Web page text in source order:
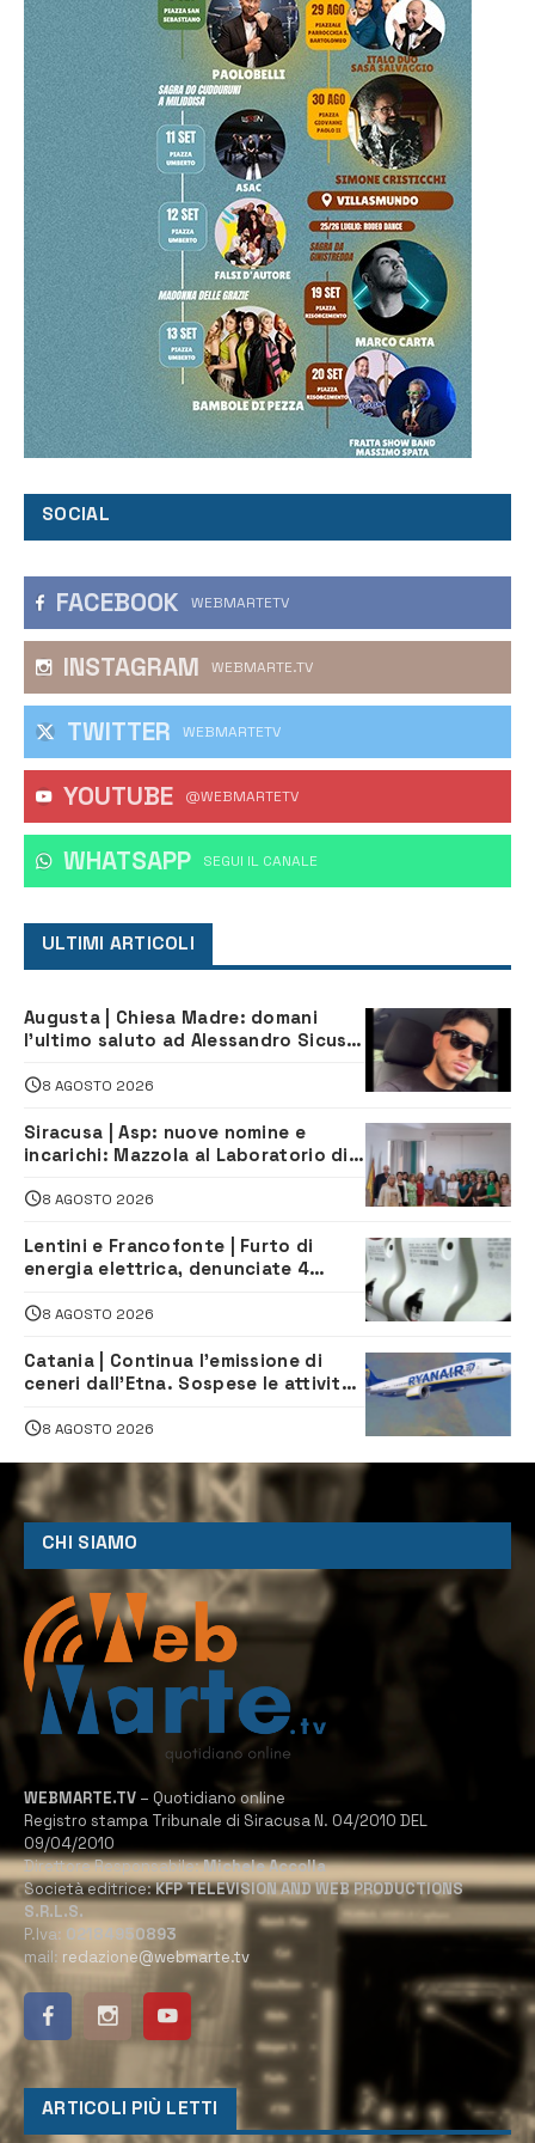
SOCIAL
FACEBOOK WEBMARTETV
INSTAGRAM WEBMARTE.TV
TWITTER WEBMARTETV
YOUTUBE @WEBMARTETV
WHATSAPP ‎SEGUI IL CANALE
ULTIMI ARTICOLI
Augusta | Chiesa Madre: domani
l’ultimo saluto ad Alessandro Sicuso,
8 AGOSTO 2026
Siracusa | Asp: nuove nomine e
incarichi: Mazzola al Laboratorio di
Servizio Legale
8 AGOSTO 2026
Lentini e Francofonte | Furto di
energia elettrica, denunciate 4
8 AGOSTO 2026
Catania | Continua l’emissione di
ceneri dall’Etna. Sospese le attività
8 AGOSTO 2026
CHI SIAMO
WEBMARTE.TV – Quotidiano online
Registro stampa Tribunale di Siracusa N. 04/2010 DEL
09/04/2010
Direttore Responsabile:Michele Accolla
Società editrice:KFP TELEVISION AND WEB PRODUCTIONS
S.R.L.S.
P.Iva: 02184950893
mail: redazione@webmarte.tv
ARTICOLI PIÙ LETTI